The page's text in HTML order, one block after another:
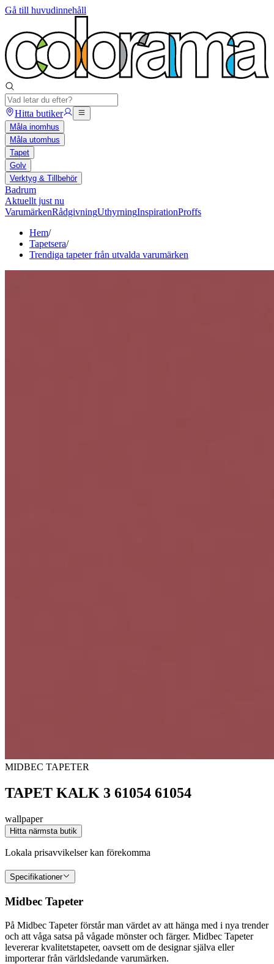
Gå till huvudinnehåll
Hitta butiker
Måla inomhus
Måla utomhus
Tapet
Golv
Verktyg & Tillbehör
Badrum
Aktuellt just nu
VarumärkenRådgivningUthyrningInspirationProffs
Hem/
Tapetsera/
Trendiga tapeter från utvalda varumärken
MIDBEC TAPETER
TAPET KALK 3 61054 61054
wallpaper
Hitta närmsta butik
Lokala prisavvikelser kan förekomma
Specifikationer
Midbec Tapeter
På Midbec Tapeter förstår man värdet av att hänga med i nya trender
och att våga satsa på vågade mönster och färger. Midbec Tapeter
levererar kvalitetstapeter, oavsett om de designar själva eller
importerar från världsledande varumärken.